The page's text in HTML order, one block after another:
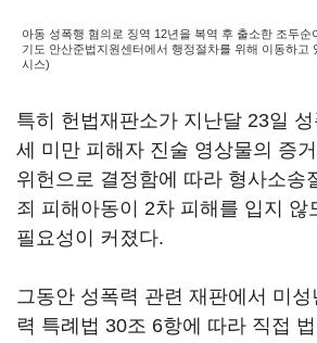
아동 성폭행 혐의로 징역 12년을 복역 후 출소한 조두순
기도 안산준법지원센터에서 행정절차를 위해 이동하고
시스)
특히 헌법재판소가 지난달 23일
세 미만 피해자 진술 영상물의 증
위헌으로 결정함에 따라 형사소송
죄 피해아동이 2차 피해를 입지 않
필요성이 커졌다.
그동안 성폭력 관련 재판에서 미
력 특례법 30조 6항에 따라 직접